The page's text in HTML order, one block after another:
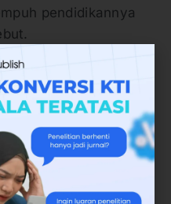
pendidikannya
perguruan tinggi
menghasilkan
dan memiliki keahlian
dan juga